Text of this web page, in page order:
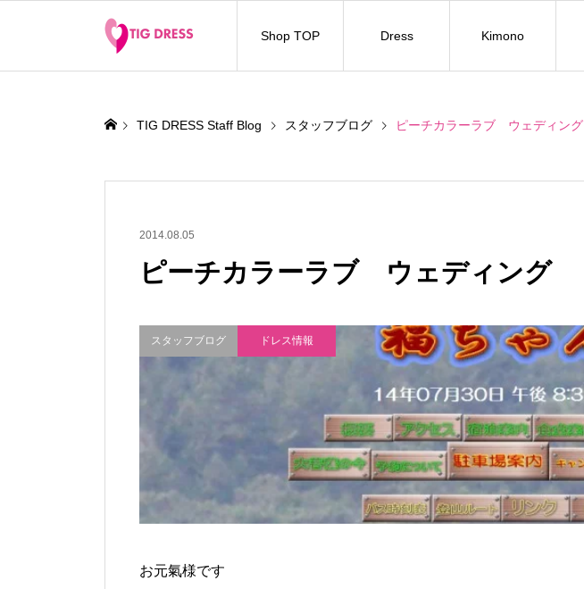
Shop TOP Dress Kimono
TIG DRESS Staff Blog スタッフブログ ピーチカラーラブ ウェディング
2014.08.05
ピーチカラーラブ ウェディング
スタッフブログ ドレス情報
お元氣様です